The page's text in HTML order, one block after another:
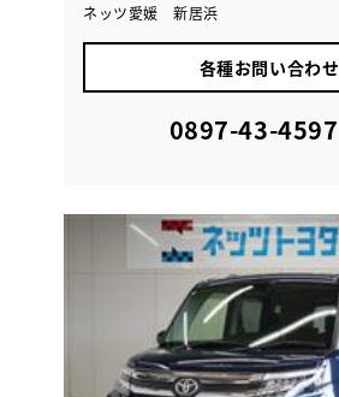
ネッツ愛媛 新居浜
各種お問い合わせ
0897-43-4597